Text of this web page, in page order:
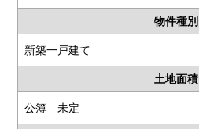
物件種別
新築一戸建て
土地面積
公簿 未定